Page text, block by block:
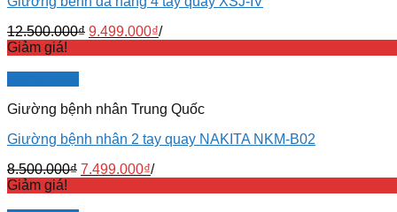
12.500.000₫ 9.499.000₫/
Giảm giá!
Giường bệnh nhân Trung Quốc
Giường bệnh nhân 2 tay quay NAKITA NKM-B02
8.500.000₫ 7.499.000₫/
Giảm giá!